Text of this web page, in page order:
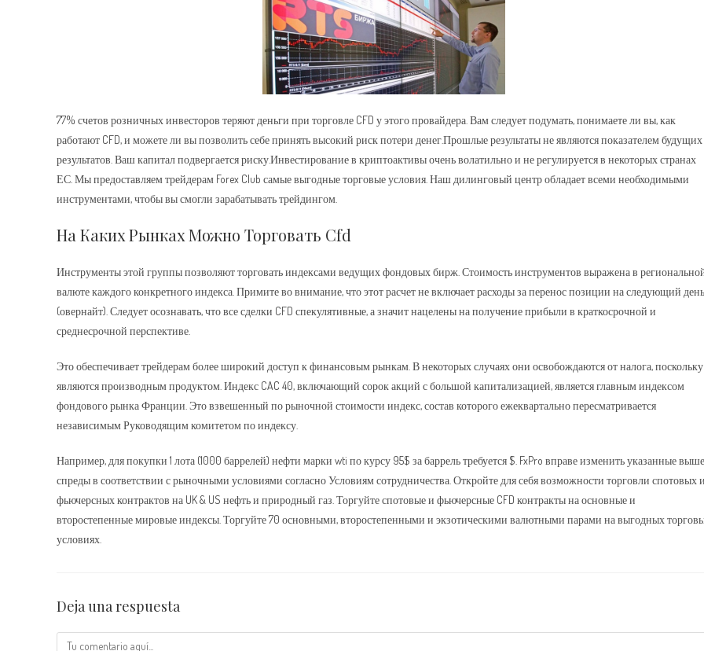
77% счетов розничных инвесторов теряют деньги при торговле CFD у этого провайдера. Вам следует подумать, понимаете ли вы, как
работают CFD, и можете ли вы позволить себе принять высокий риск потери денег.Прошлые результаты не являются показателем будущих
результатов. Ваш капитал подвергается риску.Инвестирование в криптоактивы очень волатильно и не регулируется в некоторых странах
ЕС. Мы предоставляем трейдерам Forex Club самые выгодные торговые условия. Наш дилинговый центр обладает всеми необходимыми
инструментами, чтобы вы смогли зарабатывать трейдингом.
На Каких Рынках Можно Торговать Cfd
Инструменты этой группы позволяют торговать индексами ведущих фондовых бирж. Стоимость инструментов выражена в
валюте каждого конкретного индекса. Примите во внимание, что этот расчет не включает расходы за перенос позиции на следующий день
(овернайт). Следует осознавать, что все сделки CFD спекулятивные, а значит нацелены на получение прибыли в краткосрочной и
среднесрочной перспективе.
Это обеспечивает трейдерам более широкий доступ к финансовым рынкам. В некоторых случаях они освобождаются от налога, поскольку
являются производным продуктом. Индекс CAC 40, включающий сорок акций с большой капитализацией, является главным индексом
фондового рынка Франции. Это взвешенный по рыночной стоимости индекс, состав которого ежеквартально пересматривается
независимым Руководящим комитетом по индексу.
Например, для покупки 1 лота (1000 баррелей) нефти марки wti по курсу 95$ за баррель требуется $. FxPro вправе изменить указанные выше
спреды в соответствии с рыночными условиями согласно Условиям сотрудничества. Откройте для себя возможности торговли спотовых
фьючерсных контрактов на UK & US нефть и природный газ. Торгуйте спотовые и фьючерсные CFD контракты на основные и
второстепенные мировые индексы. Торгуйте 70 основными, второстепенными и экзотическими валютными парами на выгодных
условиях.
Deja una respuesta
Comentario